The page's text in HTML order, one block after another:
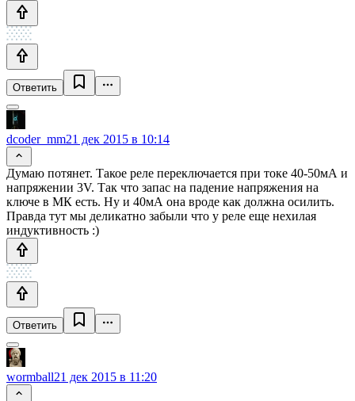
Ответить
dcoder_mm21 дек 2015 в 10:14
Думаю потянет. Такое реле переключается при токе 40-50мА и
напряжении 3V. Так что запас на падение напряжения на
ключе в МК есть. Ну и 40мА она вроде как должна осилить.
Правда тут мы деликатно забыли что у реле еще нехилая
индуктивность :)
Ответить
wormball21 дек 2015 в 11:20